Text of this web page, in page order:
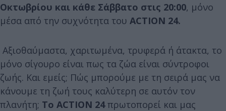
Οκτωβρίου και κάθε Σάββατο στις 20:00, μόνο
μέσα από την συχνότητα του ACTION 24.
Αξιοθαύμαστα, χαριτωμένα, τρυφερά ή άτακτα, το
μόνο σίγουρο είναι πως τα ζώα είναι σύντροφοι
ζωής. Και εμείς; Πώς μπορούμε με τη σειρά μας να
κάνουμε τη ζωή τους καλύτερη σε αυτόν τον
πλανήτη; Το ACTION 24πρωτοπορεί και μας